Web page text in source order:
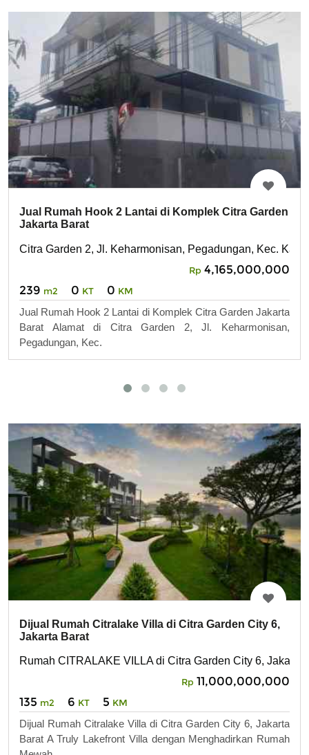
Jual Rumah Hook 2 Lantai di Komplek Citra Garden
Jakarta Barat
Citra Garden 2, Jl. Keharmonisan, Pegadungan, Kec.
Rp 4,165,000,000
239 m2 0 KT 0 KM
Jual Rumah Hook 2 Lantai di Komplek Citra Garden Jakarta
Barat Alamat di Citra Garden 2, Jl. Keharmonisan,
Pegadungan, Kec.
Dijual Rumah Citralake Villa di Citra Garden City 6,
Jakarta Barat
Rumah CITRALAKE VILLA di Citra Garden City 6, Jakarta
Rp 11,000,000,000
135 m2 6 KT 5 KM
Dijual Rumah Citralake Villa di Citra Garden City 6, Jakarta
Barat A Truly Lakefront Villa dengan Menghadirkan Rumah